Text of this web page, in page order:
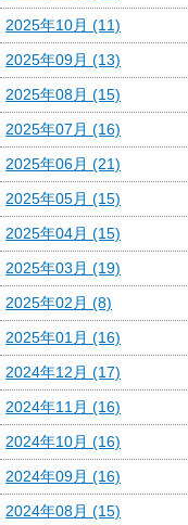
2025年10月 (11)
2025年09月 (13)
2025年08月 (15)
2025年07月 (16)
2025年06月 (21)
2025年05月 (15)
2025年04月 (15)
2025年03月 (19)
2025年02月 (8)
2025年01月 (16)
2024年12月 (17)
2024年11月 (16)
2024年10月 (16)
2024年09月 (16)
2024年08月 (15)